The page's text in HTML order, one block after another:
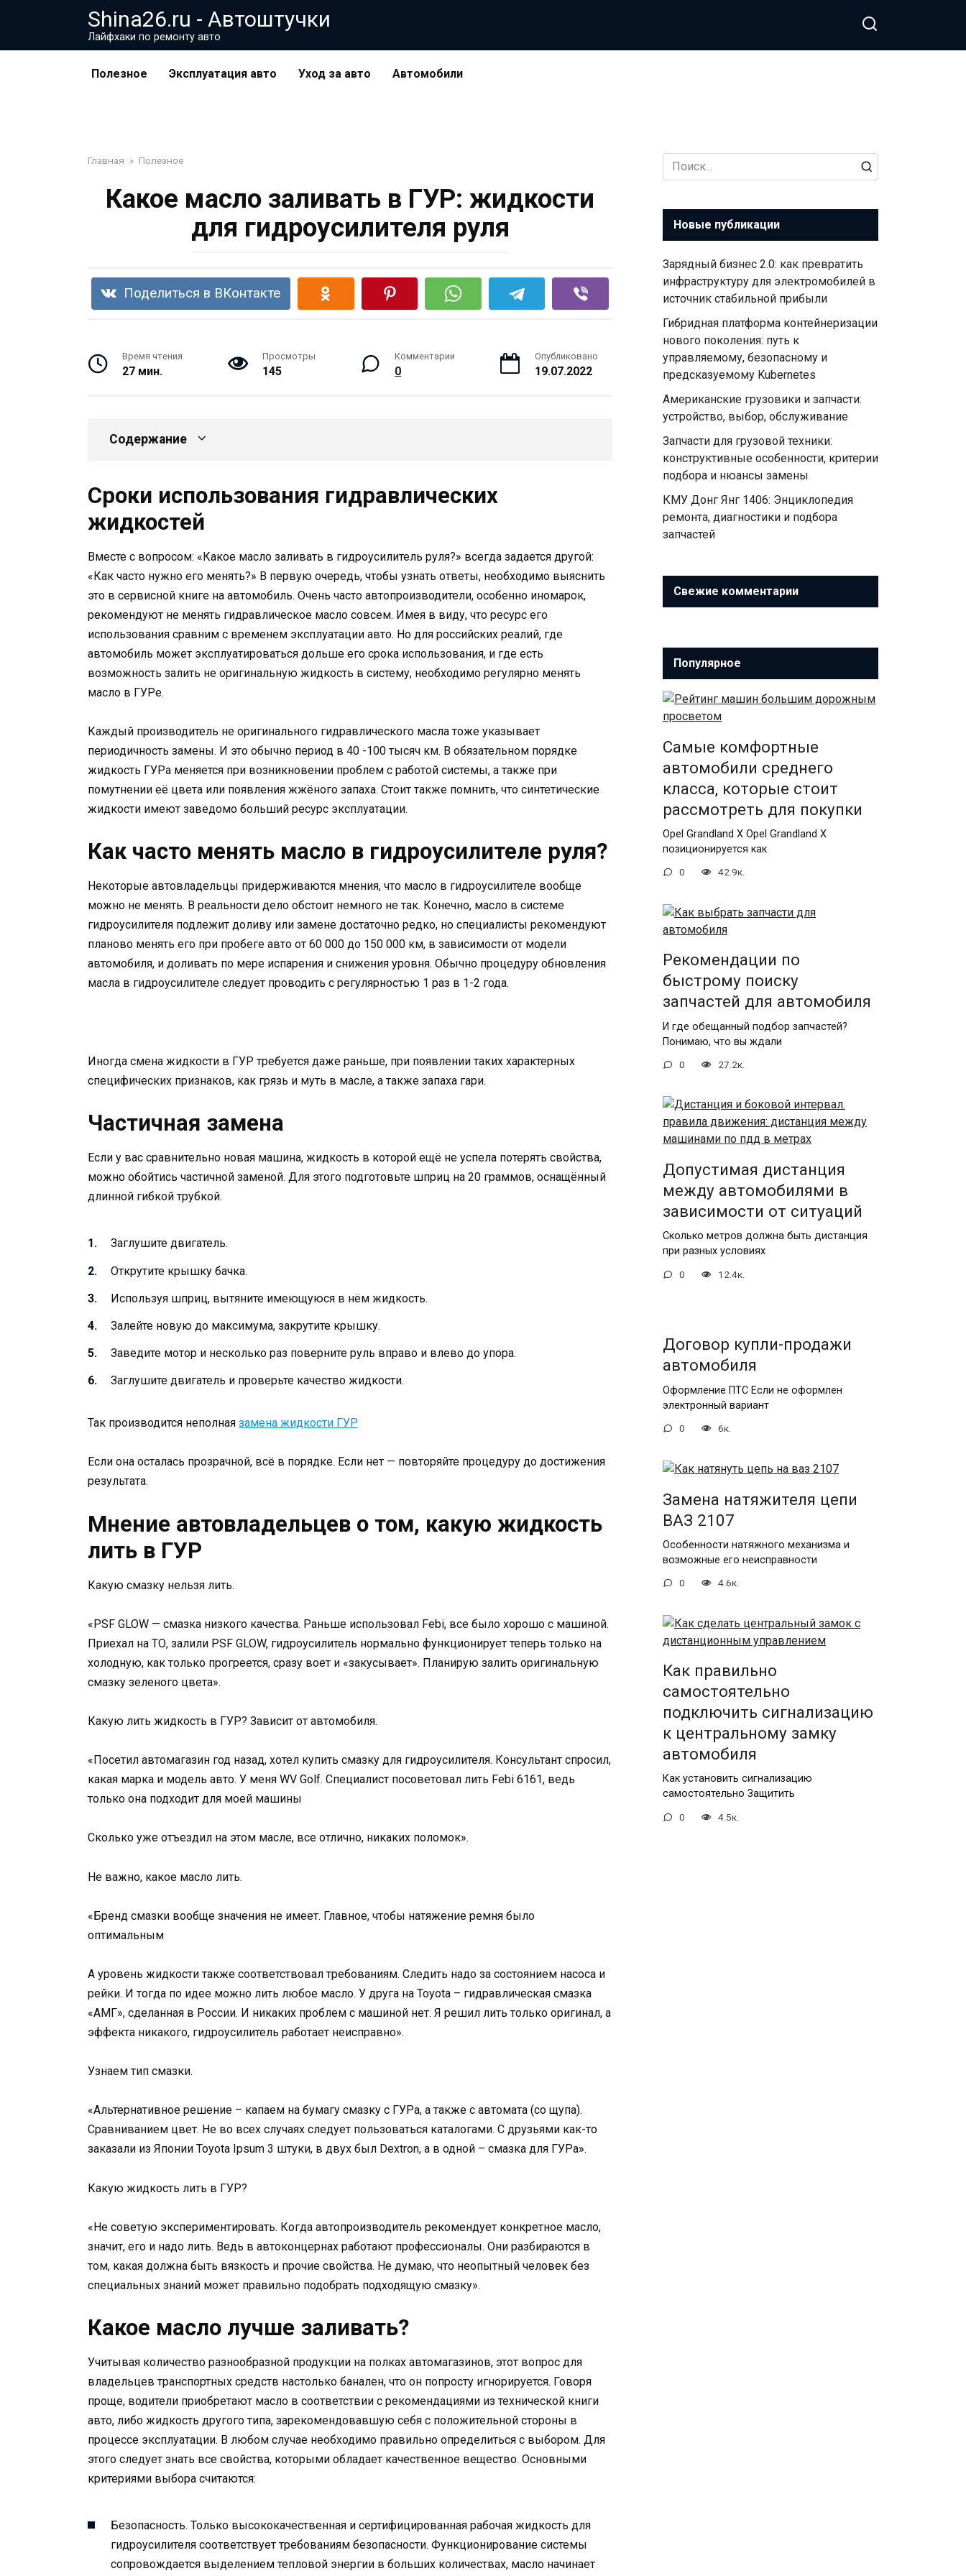
Shina26.ru - Автоштучки
Лайфхаки по ремонту авто
Полезное Эксплуатация авто Уход за авто Автомобили
Главная » Полезное
Какое масло заливать в ГУР: жидкости
для гидроусилителя руля
Поделиться в ВКонтакте
Время чтения
27 мин.
Просмотры
145
Комментарии
0
Опубликовано
19.07.2022
Содержание
Сроки использования гидравлических
жидкостей
Вместе с вопросом: «Какое масло заливать в гидроусилитель руля?» всегда задается другой:
«Как часто нужно его менять?» В первую очередь, чтобы узнать ответы, необходимо выяснить
это в сервисной книге на автомобиль. Очень часто автопроизводители, особенно иномарок,
рекомендуют не менять гидравлическое масло совсем. Имея в виду, что ресурс его
использования сравним с временем эксплуатации авто. Но для российских реалий, где
автомобиль может эксплуатироваться дольше его срока использования, и где есть
возможность залить не оригинальную жидкость в систему, необходимо регулярно менять
масло в ГУРе.
Каждый производитель не оригинального гидравлического масла тоже указывает
периодичность замены. И это обычно период в 40 -100 тысяч км. В обязательном порядке
жидкость ГУРа меняется при возникновении проблем с работой системы, а также при
помутнении её цвета или появления жжёного запаха. Стоит также помнить, что синтетические
жидкости имеют заведомо больший ресурс эксплуатации.
Как часто менять масло в гидроусилителе руля?
Некоторые автовладельцы придерживаются мнения, что масло в гидроусилителе вообще
можно не менять. В реальности дело обстоит немного не так. Конечно, масло в системе
гидроусилителя подлежит доливу или замене достаточно редко, но специалисты рекомендуют
планово менять его при пробеге авто от 60 000 до 150 000 км, в зависимости от модели
автомобиля, и доливать по мере испарения и снижения уровня. Обычно процедуру обновления
масла в гидроусилителе следует проводить с регулярностью 1 раз в 1-2 года.
Иногда смена жидкости в ГУР требуется даже раньше, при появлении таких характерных
специфических признаков, как грязь и муть в масле, а также запаха гари.
Частичная замена
Если у вас сравнительно новая машина, жидкость в которой ещё не успела потерять свойства,
можно обойтись частичной заменой. Для этого подготовьте шприц на 20 граммов, оснащённый
длинной гибкой трубкой.
Заглушите двигатель.
Открутите крышку бачка.
Используя шприц, вытяните имеющуюся в нём жидкость.
Залейте новую до максимума, закрутите крышку.
Заведите мотор и несколько раз поверните руль вправо и влево до упора.
Заглушите двигатель и проверьте качество жидкости.
Так производится неполная замена жидкости ГУР
Если она осталась прозрачной, всё в порядке. Если нет — повторяйте процедуру до достижения
результата.
Мнение автовладельцев о том, какую жидкость
лить в ГУР
Какую смазку нельзя лить.
«PSF GLOW — смазка низкого качества. Раньше использовал Febi, все было хорошо с машиной.
Приехал на ТО, залили PSF GLOW, гидроусилитель нормально функционирует теперь только на
холодную, как только прогреется, сразу воет и «закусывает». Планирую залить оригинальную
смазку зеленого цвета».
Какую лить жидкость в ГУР? Зависит от автомобиля.
«Посетил автомагазин год назад, хотел купить смазку для гидроусилителя. Консультант спросил,
какая марка и модель авто. У меня WV Golf. Специалист посоветовал лить Febi 6161, ведь
только она подходит для моей машины
Сколько уже отъездил на этом масле, все отлично, никаких поломок».
Не важно, какое масло лить.
«Бренд смазки вообще значения не имеет. Главное, чтобы натяжение ремня было
оптимальным
А уровень жидкости также соответствовал требованиям. Следить надо за состоянием насоса и
рейки. И тогда по идее можно лить любое масло. У друга на Toyota – гидравлическая смазка
«АМГ», сделанная в России. И никаких проблем с машиной нет. Я решил лить только оригинал, а
эффекта никакого, гидроусилитель работает неисправно».
Узнаем тип смазки.
«Альтернативное решение – капаем на бумагу смазку с ГУРа, а также с автомата (со щупа).
Сравниванием цвет. Не во всех случаях следует пользоваться каталогами. С друзьями как-то
заказали из Японии Toyota Ipsum 3 штуки, в двух был Dextron, а в одной – смазка для ГУРа».
Какую жидкость лить в ГУР?
«Не советую экспериментировать. Когда автопроизводитель рекомендует конкретное масло,
значит, его и надо лить. Ведь в автоконцернах работают профессионалы. Они разбираются в
том, какая должна быть вязкость и прочие свойства. Не думаю, что неопытный человек без
специальных знаний может правильно подобрать подходящую смазку».
Какое масло лучше заливать?
Учитывая количество разнообразной продукции на полках автомагазинов, этот вопрос для
владельцев транспортных средств настолько банален, что он попросту игнорируется. Говоря
проще, водители приобретают масло в соответствии с рекомендациями из технической книги
авто, либо жидкость другого типа, зарекомендовавшую себя с положительной стороны в
процессе эксплуатации. В любом случае необходимо правильно определиться с выбором. Для
этого следует знать все свойства, которыми обладает качественное вещество. Основными
критериями выбора считаются:
Безопасность. Только высококачественная и сертифицированная рабочая жидкость для
гидроусилителя соответствует требованиям безопасности. Функционирование системы
сопровождается выделением тепловой энергии в больших количествах, масло начинает
Search
for:
Новые публикации
Зарядный бизнес 2.0: как превратить
инфраструктуру для электромобилей в
источник стабильной прибыли
Гибридная платформа контейнеризации
нового поколения: путь к
управляемому, безопасному и
предсказуемому Kubernetes
Американские грузовики и запчасти:
устройство, выбор, обслуживание
Запчасти для грузовой техники:
конструктивные особенности, критерии
подбора и нюансы замены
КМУ Донг Янг 1406: Энциклопедия
ремонта, диагностики и подбора
запчастей
Свежие комментарии
Популярное
Самые комфортные
автомобили среднего
класса, которые стоит
рассмотреть для покупки
Opel Grandland X Opel Grandland X
позиционируется как
0 42.9к.
Рекомендации по
быстрому поиску
запчастей для автомобиля
И где обещанный подбор запчастей?
Понимаю, что вы ждали
0 27.2к.
Допустимая дистанция
между автомобилями в
зависимости от ситуаций
Сколько метров должна быть дистанция
при разных условиях
0 12.4к.
Договор купли-продажи
автомобиля
Оформление ПТС Если не оформлен
электронный вариант
0 6к.
Замена натяжителя цепи
ВАЗ 2107
Особенности натяжного механизма и
возможные его неисправности
0 4.6к.
Как правильно
самостоятельно
подключить сигнализацию
к центральному замку
автомобиля
Как установить сигнализацию
самостоятельно Защитить
0 4.5к.